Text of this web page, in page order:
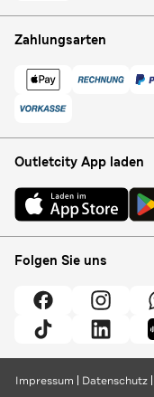
Zahlungsarten
Outletcity App laden
Folgen Sie uns
Impressum Datenschutz